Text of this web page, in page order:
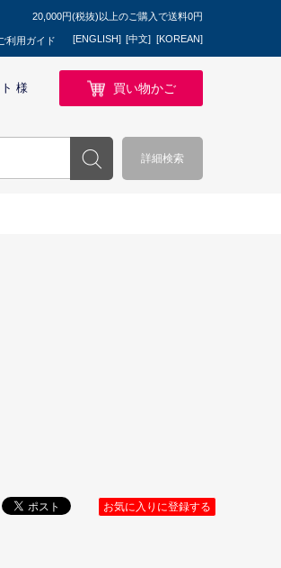
20,000円(税抜)以上のご購入で送料0円
利用ガイド [ENGLISH] [中文] [KOREAN]
様 買い物かご
詳細検索
お気に入りに登録する